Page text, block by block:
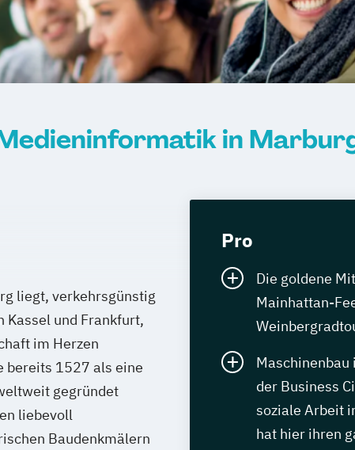
in
liegt, verkehrsgünstig
Kassel und Frankfurt,
im Herzen
bereits 1527 als eine
gegründet
liebevoll
Baudenkmälern
Pro
Die goldene
Mainhattan-
Maschinenbau
der Business
soziale Arbeit
hat hier ihren